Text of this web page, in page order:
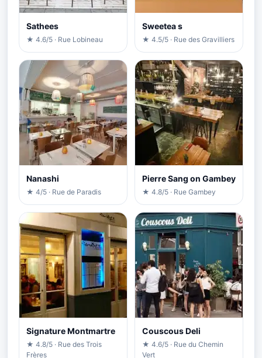
Sathees
★ 4.6/5 · Rue Lobineau
Sweetea s
★ 4.5/5 · Rue des Gravilliers
Nanashi
★ 4/5 · Rue de Paradis
Pierre Sang on Gambey
★ 4.8/5 · Rue Gambey
Signature Montmartre
★ 4.8/5 · Rue des Trois
Frères
Couscous Deli
★ 4.6/5 · Rue du Chemin
Vert